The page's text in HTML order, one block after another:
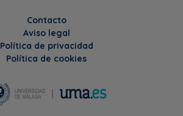
Contacto
Aviso legal
Política de privacidad
Política de cookies